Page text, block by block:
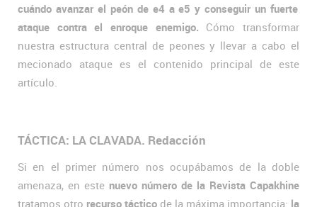
cuándo avanzar el peón de e4 a e5 y conseguir un fuerte
ataque contra el enroque enemigo. Cómo transformar
nuestra estructura central de peones y llevar a cabo el
mecionado ataque es el contenido principal de este
artículo.
TÁCTICA: LA CLAVADA. Redacción
Si en el primer número nos ocupábamos de la doble
amenaza, en este nuevo número de la Revista Capakhine
tratamos otro recurso táctico de la máxima importancia: la